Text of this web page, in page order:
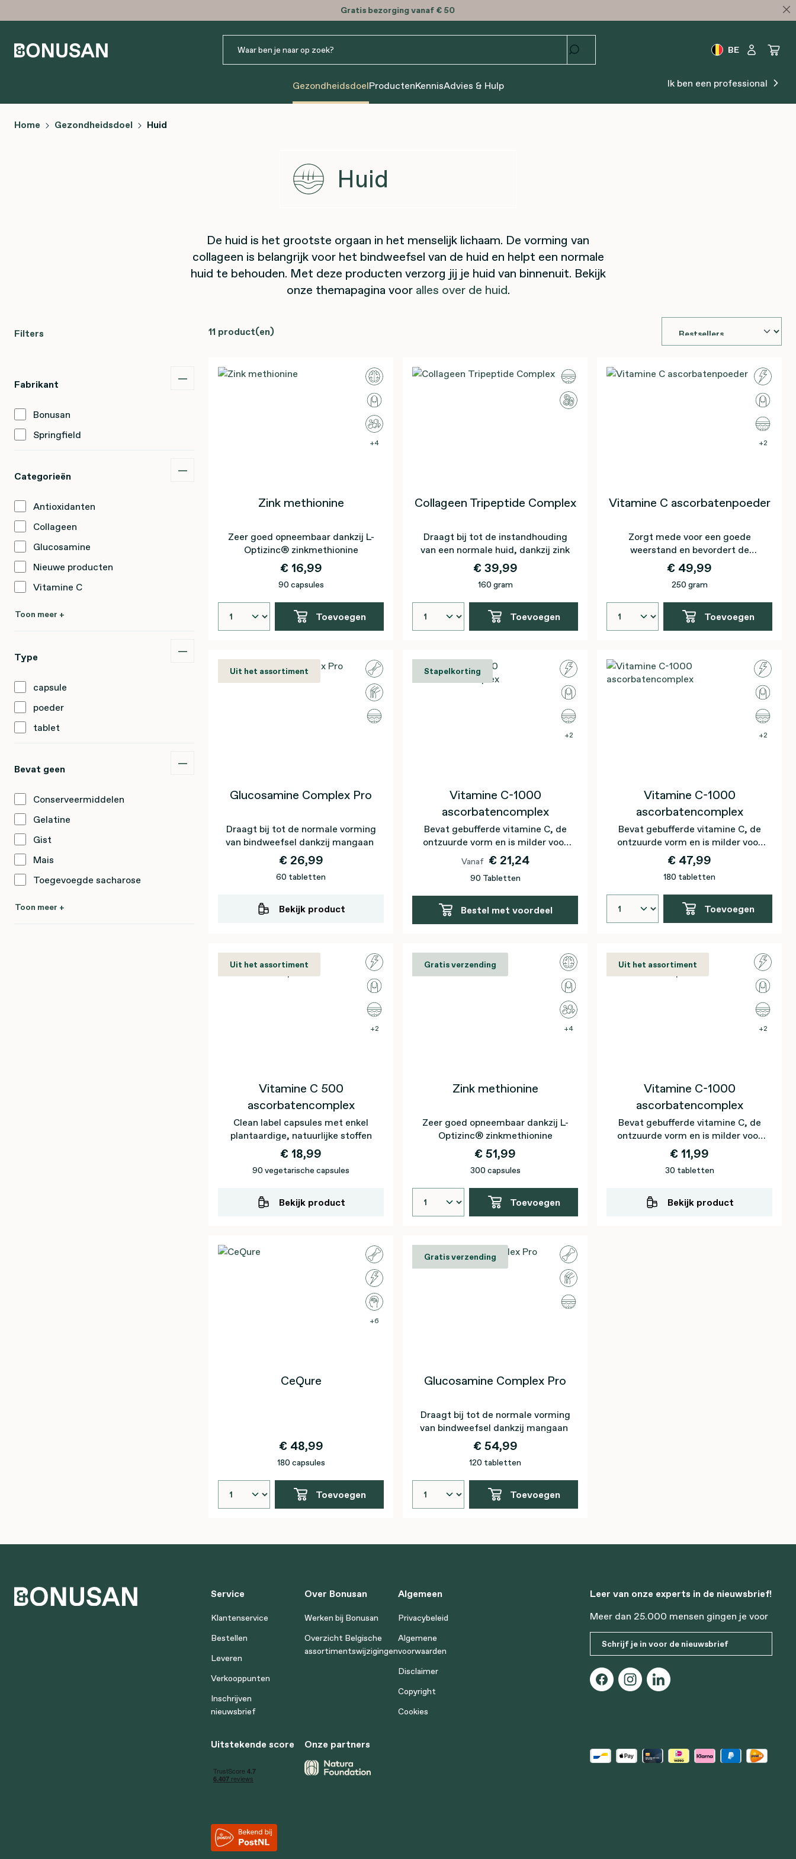
Gratisbezorging vanaf € 50
BE
GezondheidsdoelProductenKennisAdvies & Hulp Ik ben een professional
Home Gezondheidsdoel Huid
Huid
De huid is het grootste orgaan in het menselijk lichaam. De vorming van
collageen is belangrijk voor het bindweefsel van de huid en helpt een normale
huid te behouden. Met deze producten verzorg jij je huid van binnenuit. Bekijk
onze themapagina voor alles over de huid.
Filters
Fabrikant
Bonusan
Springfield
Categorieën
Antioxidanten
Collageen
Glucosamine
Nieuwe producten
Vitamine C
Toon meer +
Type
capsule
poeder
tablet
Bevat geen
Conserveermiddelen
Gelatine
Gist
Mais
Toegevoegde sacharose
Toon meer +
11 product(en)
4
Zink methionine
Zeer goed opneembaar dankzij L-
Optizinc® zinkmethionine
€ 16,99
90 capsules
Toevoegen
Collageen Tripeptide Complex
Draagt bij tot de instandhouding
van een normale huid, dankzij zink
€ 39,99
160 gram
Toevoegen
2
Vitamine C ascorbatenpoeder
Zorgt mede voor een goede
weerstand en bevordert de
opname van ijzer
€ 49,99
250 gram
Toevoegen
Uit het assortiment
Glucosamine Complex Pro
Draagt bij tot de normale vorming
van bindweefsel dankzij mangaan
€ 26,99
60 tabletten
Bekijk product
Stapelkorting
2
Vitamine C-1000
ascorbatencomplex
Bevat gebufferde vitamine C, de
ontzuurde vorm en is milder voor
de tanden
Vanaf € 21,24
90 Tabletten
Bestel met voordeel
2
Vitamine C-1000
ascorbatencomplex
Bevat gebufferde vitamine C, de
ontzuurde vorm en is milder voor
de tanden
€ 47,99
180 tabletten
Toevoegen
Uit het assortiment
2
Vitamine C 500
ascorbatencomplex
Clean label capsules met enkel
plantaardige, natuurlijke stoffen
€ 18,99
90 vegetarische capsules
Bekijk product
Gratis verzending
4
Zink methionine
Zeer goed opneembaar dankzij L-
Optizinc® zinkmethionine
€ 51,99
300 capsules
Toevoegen
Uit het assortiment
2
Vitamine C-1000
ascorbatencomplex
Bevat gebufferde vitamine C, de
ontzuurde vorm en is milder voor
de tanden
€ 11,99
30 tabletten
Bekijk product
6
CeQure
€ 48,99
180 capsules
Toevoegen
Gratis verzending
Glucosamine Complex Pro
Draagt bij tot de normale vorming
van bindweefsel dankzij mangaan
€ 54,99
120 tabletten
Toevoegen
Service
Klantenservice
Bestellen
Leveren
Verkooppunten
Inschrijven
nieuwsbrief
Over Bonusan
Werken bij Bonusan
Overzicht Belgische
assortimentswijzigingen
Algemeen
Privacybeleid
Algemene
voorwaarden
Disclaimer
Copyright
Cookies
Uitstekende score Onze partners
Leer van onze experts in de nieuwsbrief!
Meer dan 25.000 mensen gingen je voor
Schrijf je in voor de nieuwsbrief